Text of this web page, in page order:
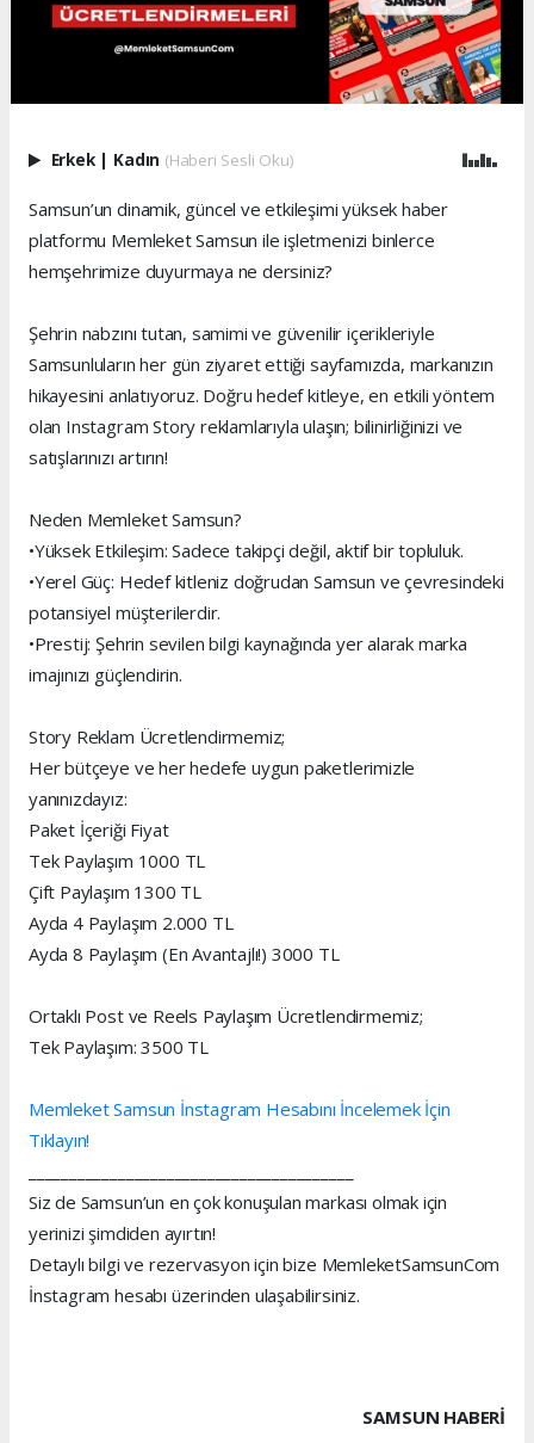
Erkek | Kadın (Haberi Sesli Oku)
Samsun’un dinamik, güncel ve etkileşimi yüksek haber
platformu Memleket Samsun ile işletmenizi binlerce
hemşehrimize duyurmaya ne dersiniz?
Şehrin nabzını tutan, samimi ve güvenilir içerikleriyle
Samsunluların her gün ziyaret ettiği sayfamızda, markanızın
hikayesini anlatıyoruz. Doğru hedef kitleye, en etkili yöntem
olan Instagram Story reklamlarıyla ulaşın; bilinirliğinizi ve
satışlarınızı artırın!
Neden Memleket Samsun?
•Yüksek Etkileşim: Sadece takipçi değil, aktif bir topluluk.
•Yerel Güç: Hedef kitleniz doğrudan Samsun ve çevresindeki
potansiyel müşterilerdir.
•Prestij: Şehrin sevilen bilgi kaynağında yer alarak marka
imajınızı güçlendirin.
Story Reklam Ücretlendirmemiz;
Her bütçeye ve her hedefe uygun paketlerimizle
yanınızdayız:
Paket İçeriği Fiyat
Tek Paylaşım 1000 TL
Çift Paylaşım 1300 TL
Ayda 4 Paylaşım 2.000 TL
Ayda 8 Paylaşım (En Avantajlı!) 3000 TL
Ortaklı Post ve Reels Paylaşım Ücretlendirmemiz;
Tek Paylaşım: 3500 TL
Memleket Samsun İnstagram Hesabını İncelemek İçin
Tıklayın!
Siz de Samsun’un en çok konuşulan markası olmak için
yerinizi şimdiden ayırtın!
Detaylı bilgi ve rezervasyon için bize MemleketSamsunCom
İnstagram hesabı üzerinden ulaşabilirsiniz.
SAMSUN HABERİ